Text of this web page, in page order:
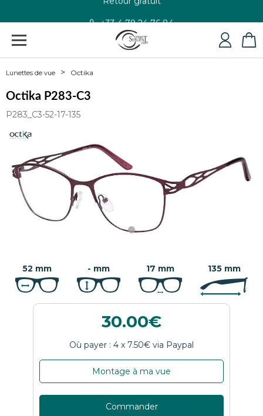
+33 4 79 24 76 84
Lunettes de vue Octika
Octika P283-C3
P283_C3-52-17-135
52 mm - mm 17 mm 135 mm
30.00
Montage à ma vue
Commander